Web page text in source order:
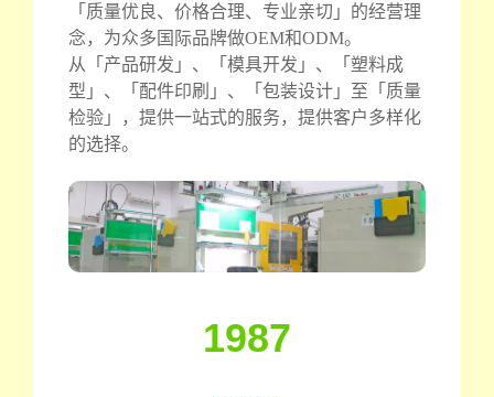
「质量优良、价格合理、专业亲切」的经营理
念，为众多国际品牌做OEM和ODM。
从「产品研发」、「模具开发」、「塑料成
型」、「配件印刷」、「包装设计」至「质量
检验」，提供一站式的服务，提供客户多样化
的选择。
1987